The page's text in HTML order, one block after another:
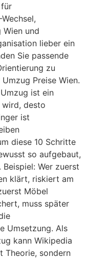
Wien und
lieber ein
Sie passende
zu
Preise Wien.
ist ein
desto
ist
diese 10 Schritte
so aufgebaut,
Wer zuerst
klärt, riskiert am
Möbel
muss später
Umsetzung. Als
kann Wikipedia
Theorie, sondern